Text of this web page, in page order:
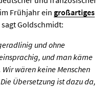
Frühjahr ein großartiges
Goldschmidt:
und ohne
und man käme
wären keine Menschen
Übersetzung ist dazu da,